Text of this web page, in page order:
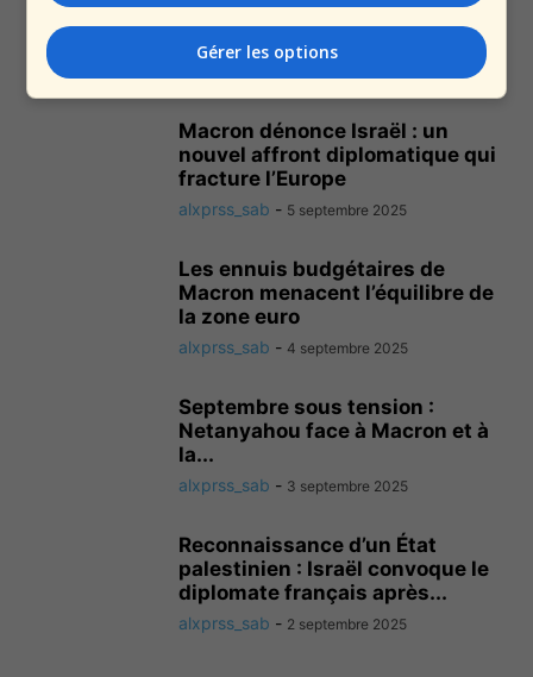
gauche a révélé...
Macron dénonce Israël : un
nouvel affront diplomatique qui
fracture l’Europe
alxprss_sab - 5 septembre 2025
Les ennuis budgétaires de
Macron menacent l’équilibre de
la zone euro
alxprss_sab - 4 septembre 2025
Septembre sous tension :
Netanyahou face à Macron et à
la...
alxprss_sab - 3 septembre 2025
Reconnaissance d’un État
palestinien : Israël convoque le
diplomate français après...
alxprss_sab - 2 septembre 2025
Gérer les options